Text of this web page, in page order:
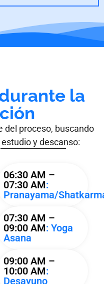
la
del proceso, buscando
y descanso:
06:30 AM –
07:30 AM:
Pranayama/
07:30 AM –
09:00 AM: Yoga
Asana
09:00 AM –
10:00 AM:
Desayuno